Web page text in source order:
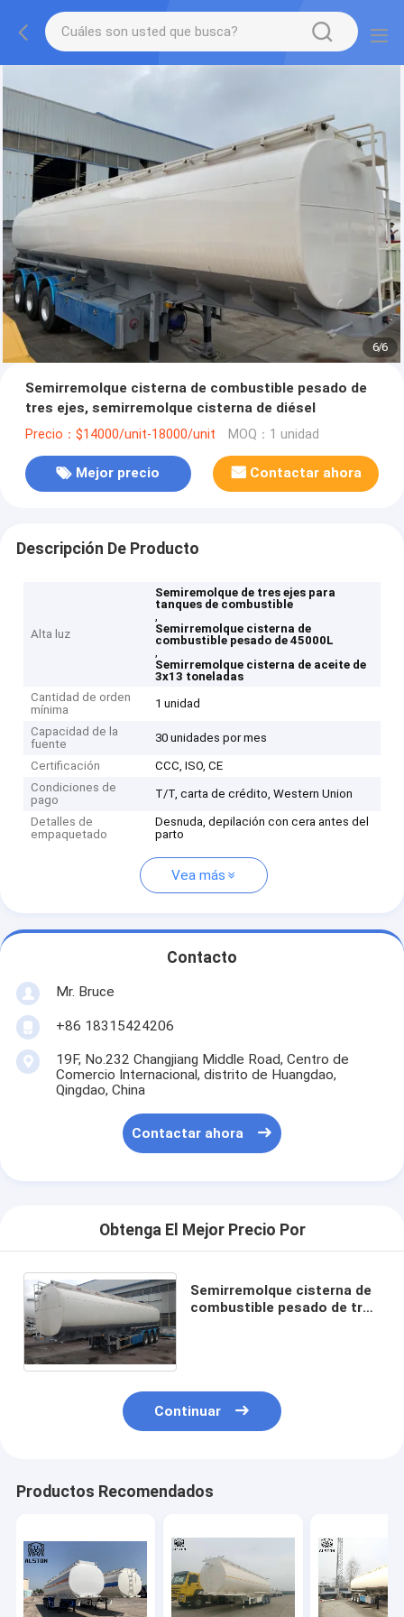
1/6
Semirremolque cisterna de combustible pesado de
tres ejes, semirremolque cisterna de diésel
Precio：$14000/unit-18000/unit MOQ：1 unidad
Mejor precio Contactar ahora
Descripción De Producto
Alta luz
Semiremolque de tres ejes para
tanques de combustible
,
Semirremolque cisterna de
combustible pesado de 45000L
,
Semirremolque cisterna de aceite de
3x13 toneladas
Cantidad de orden
mínima
1 unidad
Capacidad de la
fuente
30 unidades por mes
Certificación
CCC, ISO, CE
Condiciones de
pago
T/T, carta de crédito, Western Union
Detalles de
empaquetado
Desnuda, depilación con cera antes del
parto
Vea más
Contacto
Mr. Bruce
+86 18315424206
19F, No.232 Changjiang Middle Road, Centro de
Comercio Internacional, distrito de Huangdao,
Qingdao, China
Contactar ahora
Obtenga El Mejor Precio Por
Semirremolque cisterna de
combustible pesado de tres
Continuar
Productos Recomendados